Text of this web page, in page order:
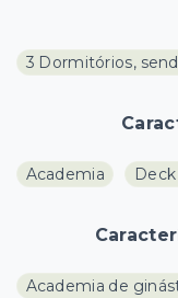
3 Dormitórios,
Academia
Academia de